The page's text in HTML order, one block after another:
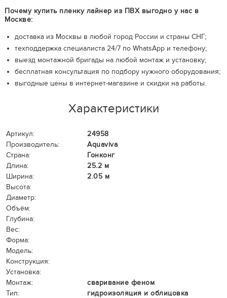
Почему купить пленку лайнер из ПВХ выгодно у нас в
Москве:
доставка из Москвы в любой город России и страны СНГ;
техподдержка специалиста 24/7 по WhatsApp и телефону;
выезд монтажной бригады на любой монтаж и установку;
бесплатная консультация по подбору нужного оборудования;
выгодные цены в интернет-магазине и скидки на работы.
Характеристики
Артикул:
24958
Производитель:
Aquaviva
Страна:
Гонконг
Длина:
25.2 м
Ширина:
2.05 м
Высота:
Диаметр:
Объём:
Глубина:
Вес:
Форма:
Модель:
Конструкция:
Установка:
Монтаж:
сваривание феном
Тип:
гидроизоляция и облицовка